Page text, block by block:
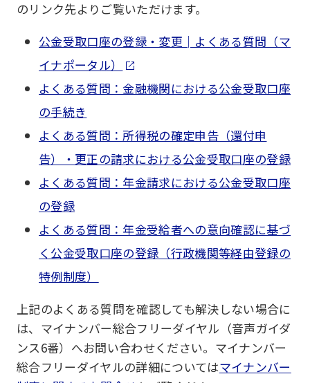
のリンク先よりご覧いただけます。
公金受取口座の登録・変更│よくある質問（マ
イナポータル）
よくある質問：金融機関における公金受取口座
の手続き
よくある質問：所得税の確定申告（還付申
告）・更正の請求における公金受取口座の登録
よくある質問：年金請求における公金受取口座
の登録
よくある質問：年金受給者への意向確認に基づ
く公金受取口座の登録（行政機関等経由登録の
特例制度）
上記のよくある質問を確認しても解決しない場合に
は、マイナンバー総合フリーダイヤル（音声ガイダ
ンス6番）へお問い合わせください。マイナンバー
総合フリーダイヤルの詳細についてはマイナンバー